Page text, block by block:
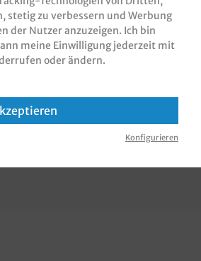
Unternehmensdesign bedrucken
stetig zu verbessern und Werbung
der Nutzer anzuzeigen. Ich bin
meine Einwilligung jederzeit mit
oder ändern.
Konfigurieren